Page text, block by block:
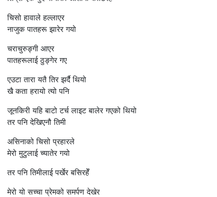
चिसो हावाले हल्लाएर
नाजुक पातहरू झारेर गयो
चराचुरुङ्गी आएर
पातहरूलाई ठुङ्गेर गए
एउटा तारा यतै तिर झर्दै थियो
खै कता हरायो त्यो पनि
जूनकिरी यहि बाटो टर्च लाइट बालेर गएको थियो
तर पनि देखिएनौ तिमी
असिनाको चिसो प्रहारले
मेरो मुटुलाई च्यातेर गयो
तर पनि तिमीलाई पर्खेर बसिरहेँ
मेरो यो सच्चा प्रेमको समर्पण देखेर